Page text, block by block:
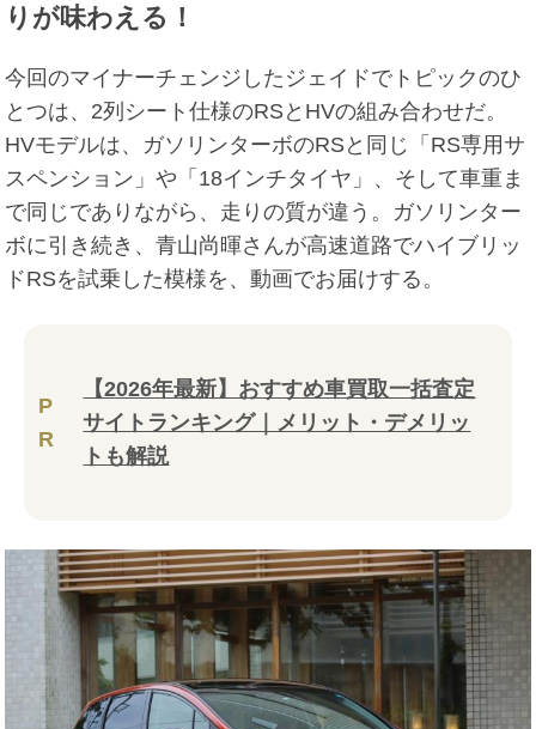
りが味わえる！
今回のマイナーチェンジしたジェイドでトピックのひ
とつは、2列シート仕様のRSとHVの組み合わせだ。
HVモデルは、ガソリンターボのRSと同じ「RS専用サ
スペンション」や「18インチタイヤ」、そして車重ま
で同じでありながら、走りの質が違う。ガソリンター
ボに引き続き、青山尚暉さんが高速道路でハイブリッ
ドRSを試乗した模様を、動画でお届けする。
P
R
【2026年最新】おすすめ車買取一括査定
サイトランキング｜メリット・デメリッ
トも解説